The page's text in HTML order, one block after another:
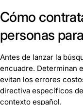
Cómo
personas
Antes de lanzar la
encuadre. Determinan
evitan los errores
directiva específicos
contexto español.